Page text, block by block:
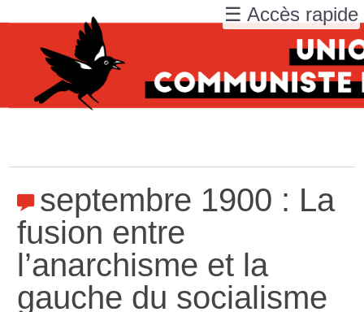
septembre 1900 : La
fusion entre
l’anarchisme et la
gauche du socialisme
☰ Accès rapide